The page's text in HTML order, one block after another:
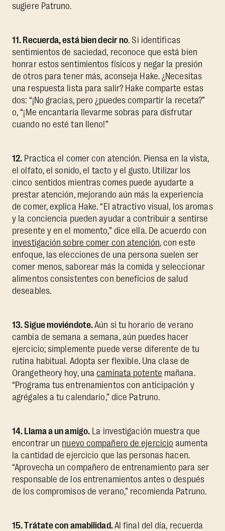
sugiere Patruno.
11. Recuerda, está bien decir no. Si identificas
sentimientos de saciedad, reconoce que está bien
honrar estos sentimientos físicos y negar la presión
de otros para tener más, aconseja Hake. ¿Necesitas
una respuesta lista para salir? Hake comparte estas
dos: “¡No gracias, pero ¿puedes compartir la receta?”
o, “¡Me encantaría llevarme sobras para disfrutar
cuando no esté tan lleno!”
12. Practica el comer con atención. Piensa en la vista,
el olfato, el sonido, el tacto y el gusto. Utilizar los
cinco sentidos mientras comes puede ayudarte a
prestar atención, mejorando aún más la experiencia
de comer, explica Hake. “El atractivo visual, los aromas
y la conciencia pueden ayudar a contribuir a sentirse
presente y en el momento,” dice ella. De acuerdo con
investigación sobre comer con atención, con este
enfoque, las elecciones de una persona suelen ser
comer menos, saborear más la comida y seleccionar
alimentos consistentes con beneficios de salud
deseables.
13. Sigue moviéndote.Aún si tu horario de verano
cambia de semana a semana, aún puedes hacer
ejercicio; simplemente puede verse diferente de tu
rutina habitual. Adopta ser flexible. Una clase de
Orangetheory hoy, unacaminata potente mañana.
“Programa tus entrenamientos con anticipación y
agrégales a tu calendario,” dice Patruno.
14. Llama a un amigo. La investigación muestra que
encontrar un nuevo compañero de ejercicio aumenta
la cantidad de ejercicio que las personas hacen.
“Aprovecha un compañero de entrenamiento para ser
responsable de los entrenamientos antes o después
de los compromisos de verano,” recomienda Patruno.
15. Trátate con amabilidad.Al final del día, recuerda